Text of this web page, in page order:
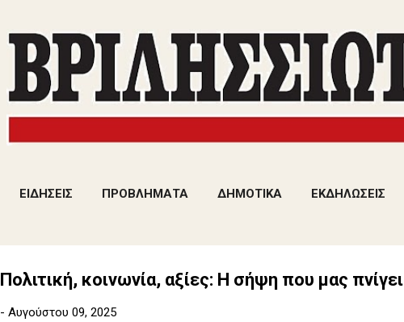
ΕΙΔΗΣΕΙΣ ΠΡΟΒΛΗΜΑΤΑ ΔΗΜΟΤΙΚΑ ΕΚΔΗΛΩΣΕΙΣ
Πολιτική, κοινωνία, αξίες: Η σήψη που μας πνίγει
- Αυγούστου 09, 2025